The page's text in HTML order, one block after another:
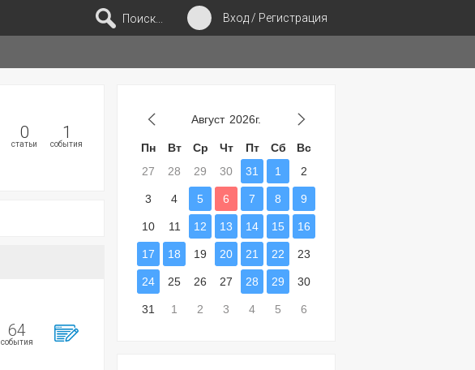
Вход / Регистрация
Поиск...
0
статьи
1
события
64
события
Август 2026г.
Пн Вт Ср Чт Пт Сб
Вс
27
28 29 30 31 1 2
3 4 5 6 7 8 9
10 11 12 13 14 15 16
17 18 19 20 21 22 23
24 25 26 27 28 29 30
31 1 2 3 4 5 6